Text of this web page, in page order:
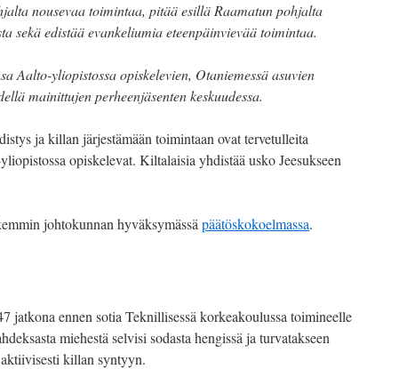
nousevaa toimintaa, pitää esillä Raamatun pohjalta
sekä edistää evankeliumia eteenpäinvievää toimintaa.
Aalto-yliopistossa opiskelevien, Otaniemessä asuvien
mainittujen perheenjäsenten keskuudessa.
ja killan järjestämään toimintaan ovat tervetulleita
opiskelevat. Kiltalaisia yhdistää usko Jeesukseen
johtokunnan hyväksymässä päätöskokoelmassa.
jatkona ennen sotia Teknillisessä korkeakoulussa toimineelle
miehestä selvisi sodasta hengissä ja turvatakseen
killan syntyyn.